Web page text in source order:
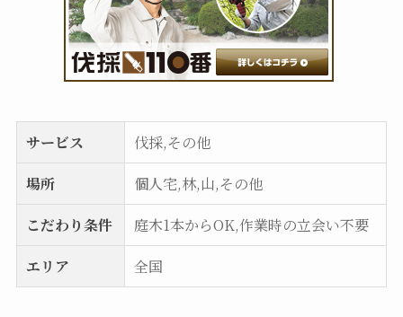
サービス
伐採,その他
場所
個人宅,林,山,その他
こだわり条件
庭木1本からOK,作業時の立会い不要
エリア
全国